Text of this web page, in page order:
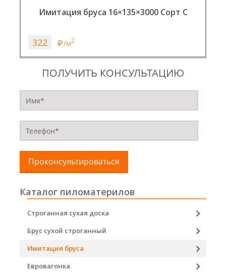
Имитация бруса 16×135×3000 Сорт С
322 /м2
ПОЛУЧИТЬ КОНСУЛЬТАЦИЮ
Проконсультироваться
Каталог пиломатерилов
Строганная сухая доска
Брус сухой строганный
Имитация бруса
Евровагонка